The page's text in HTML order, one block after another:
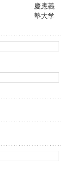
慶應義
塾大学